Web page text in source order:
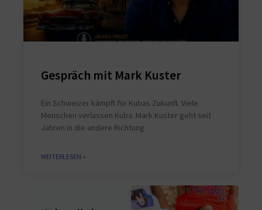
Gespräch mit Mark Kuster
Ein Schweizer kämpft für Kubas Zukunft. Viele
Menschen verlassen Kuba. Mark Kuster geht seit
Jahren in die andere Richtung.
WEITERLESEN »